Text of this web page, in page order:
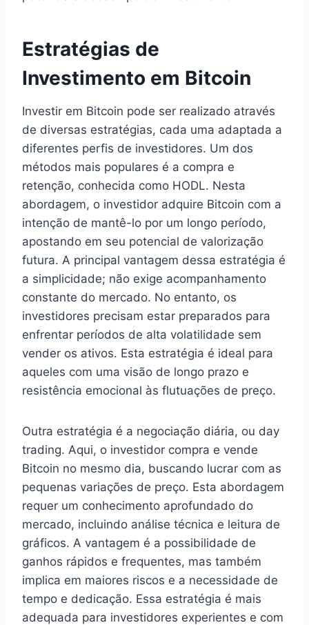
Estratégias de
Investimento em Bitcoin
Investir em Bitcoin pode ser realizado através
de diversas estratégias, cada uma adaptada a
diferentes perfis de investidores. Um dos
métodos mais populares é a compra e
retenção, conhecida como HODL. Nesta
abordagem, o investidor adquire Bitcoin com a
intenção de mantê-lo por um longo período,
apostando em seu potencial de valorização
futura. A principal vantagem dessa estratégia é
a simplicidade; não exige acompanhamento
constante do mercado. No entanto, os
investidores precisam estar preparados para
enfrentar períodos de alta volatilidade sem
vender os ativos. Esta estratégia é ideal para
aqueles com uma visão de longo prazo e
resistência emocional às flutuações de preço.
Outra estratégia é a negociação diária, ou day
trading. Aqui, o investidor compra e vende
Bitcoin no mesmo dia, buscando lucrar com as
pequenas variações de preço. Esta abordagem
requer um conhecimento aprofundado do
mercado, incluindo análise técnica e leitura de
gráficos. A vantagem é a possibilidade de
ganhos rápidos e frequentes, mas também
implica em maiores riscos e a necessidade de
tempo e dedicação. Essa estratégia é mais
adequada para investidores experientes e com